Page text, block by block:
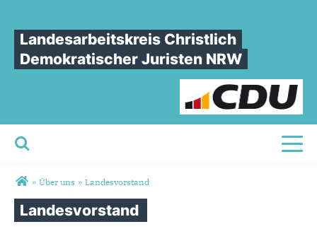
Landesarbeitskreis Christlich
Demokratischer Juristen NRW
Sie sind hier
» Über uns » Landesvorstand
Landesvorstand